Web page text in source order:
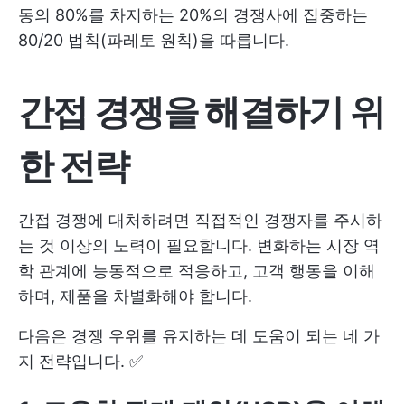
동의 80%를 차지하는 20%의 경쟁사에 집중하는
80/20 법칙(파레토 원칙)을 따릅니다.
간접 경쟁을 해결하기 위
한 전략
간접 경쟁에 대처하려면 직접적인 경쟁자를 주시하
는 것 이상의 노력이 필요합니다. 변화하는 시장 역
학 관계에 능동적으로 적응하고, 고객 행동을 이해
하며, 제품을 차별화해야 합니다.
다음은 경쟁 우위를 유지하는 데 도움이 되는 네 가
지 전략입니다. ✅